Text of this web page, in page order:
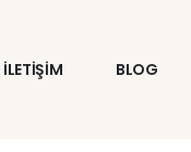
İLETİŞİM BLOG